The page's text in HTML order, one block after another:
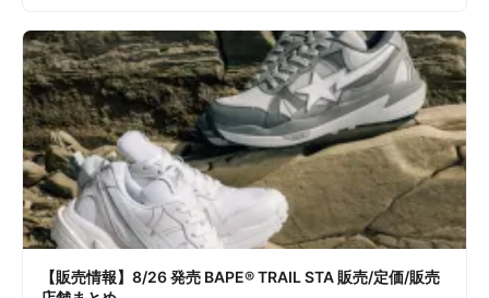
【販売情報】8/26 発売 BAPE® TRAIL STA 販売/定価/販売